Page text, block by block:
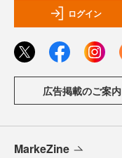
ログイン
広告掲載のご案内
MarkeZine